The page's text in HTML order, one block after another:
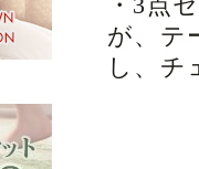
が、テ
し、チ